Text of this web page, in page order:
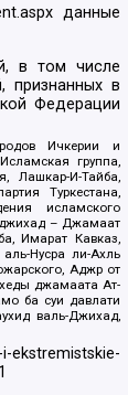
данные
в том числе
признанных в
Федерации
Ичкерии и
группа,
Лашкар-И-Тайба,
Туркестана,
исламского
– Джамаат
Имарат Кавказ,
Нусра ли-Ахль
Аджр от
джамаата Ат-
ба суи давлати
валь-Джихад,
ekstremistskie-